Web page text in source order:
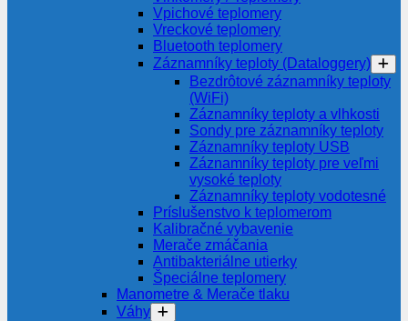
Vpichové teplomery
Vreckové teplomery
Bluetooth teplomery
Záznamníky teploty (Dataloggery)
Bezdrôtové záznamníky teploty
(WiFi)
Záznamníky teploty a vlhkosti
Sondy pre záznamníky teploty
Záznamníky teploty USB
Záznamníky teploty pre veľmi
vysoké teploty
Záznamníky teploty vodotesné
Príslušenstvo k teplomerom
Kalibračné vybavenie
Merače zmáčania
Antibakteriálne utierky
Špeciálne teplomery
Manometre & Merače tlaku
Váhy